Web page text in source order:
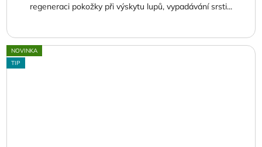
regeneraci pokožky při výskytu lupů, vypadávání srsti...
NOVINKA
TIP